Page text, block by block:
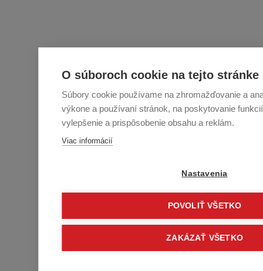
O súboroch cookie na tejto stránke
Súbory cookie používame na zhromažďovanie a
výkone a používaní stránok, na poskytovanie
vylepšenie a prispôsobenie obsahu a reklám.
Viac informácií
Nastavenia
POVOLIŤ VŠETKO
ZAKÁZAŤ VŠETKO